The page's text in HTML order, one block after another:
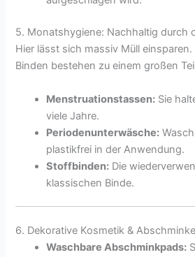
5. Monatshygiene: Nachhaltig durch
Hier lässt sich massiv Müll
Binden bestehen zu einem großen
Menstruationstassen: Sie
viele Jahre.
Periodenunterwäsche:
plastikfrei in der Anwendung.
Stoffbinden: Die
klassischen Binde.
6. Dekorative Kosmetik &
Waschbare Abschminkpads: